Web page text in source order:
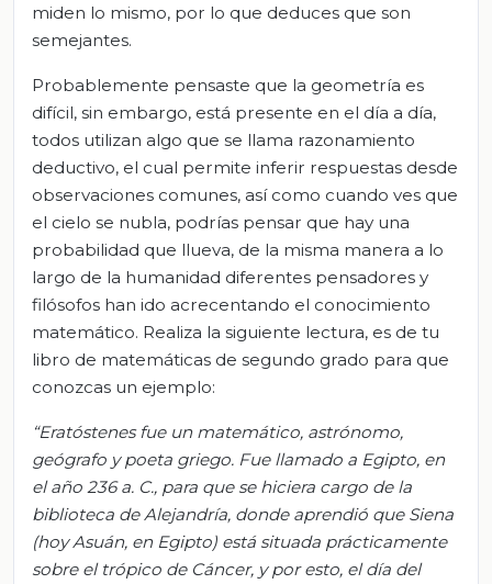
miden lo mismo, por lo que deduces que son
semejantes.
Probablemente pensaste que la geometría es
difícil, sin embargo, está presente en el día a día,
todos utilizan algo que se llama razonamiento
deductivo, el cual permite inferir respuestas desde
observaciones comunes, así como cuando ves que
el cielo se nubla, podrías pensar que hay una
probabilidad que llueva, de la misma manera a lo
largo de la humanidad diferentes pensadores y
filósofos han ido acrecentando el conocimiento
matemático. Realiza la siguiente lectura, es de tu
libro de matemáticas de segundo grado para que
conozcas un ejemplo:
“Eratóstenes fue un matemático, astrónomo,
geógrafo y poeta griego. Fue llamado a Egipto, en
el año 236 a. C., para que se hiciera cargo de la
biblioteca de Alejandría, donde aprendió que Siena
(hoy Asuán, en Egipto) está situada prácticamente
sobre el trópico de Cáncer, y por esto, el día del